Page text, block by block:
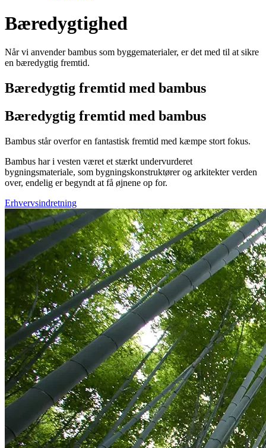
Bæredygtighed
Når vi anvender bambus som byggematerialer, er det med til at sikre
en bæredygtig fremtid.
Bæredygtig fremtid med bambus
Bæredygtig fremtid med bambus
Bambus står overfor en fantastisk fremtid med kæmpe stort fokus.
Bambus har i vesten været et stærkt undervurderet
bygningsmateriale, som bygningskonstruktører og arkitekter verden
over, endelig er begyndt at få øjnene op for.
Erhvervsindretning